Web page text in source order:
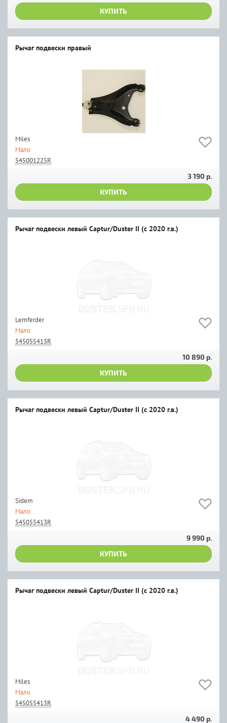
КУПИТЬ
Рычаг подвески правый
Miles
Мало
545001225R
3 190 р.
КУПИТЬ
Рычаг подвески левый Captur/Duster II (c 2020 г.в.)
Lemferder
Мало
545055413R
10 890 р.
КУПИТЬ
Рычаг подвески левый Captur/Duster II (c 2020 г.в.)
Sidem
Мало
545055413R
9 990 р.
КУПИТЬ
Рычаг подвески левый Captur/Duster II (c 2020 г.в.)
Miles
Мало
545055413R
4 490 р.